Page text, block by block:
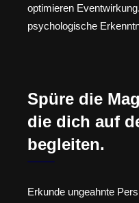
optimieren
psychologische
Spüre die
die dich auf
begleiten.
Erkunde ungeahnte